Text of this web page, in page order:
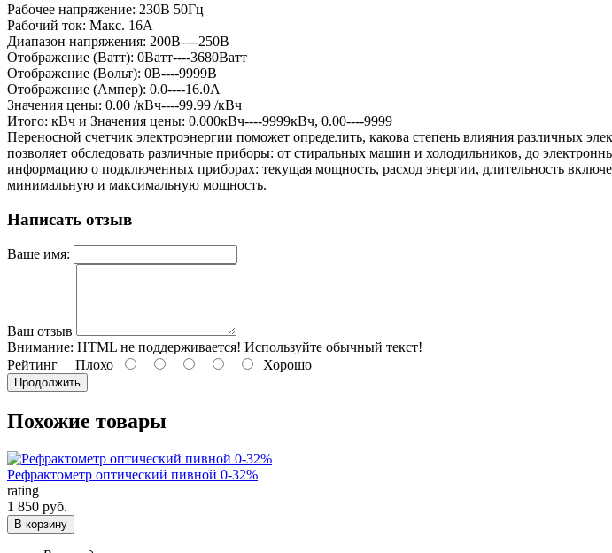
Рабочее напряжение: 230В 50Гц
Рабочий ток: Макс. 16A
Диапазон напряжения: 200В----250В
Отображение (Ватт): 0Ватт----3680Ватт
Отображение (Вольт): 0В----9999В
Отображение (Ампер): 0.0----16.0А
Значения цены: 0.00 /кВч----99.99 /кВч
Итого: кВч и Значения цены: 0.000кВч----9999кВч, 0.00----9999
Переносной счетчик электроэнергии поможет определить, какова степень влияния различных
позволяет обследовать различные приборы: от стиральных машин и холодильников, до
информацию о подключенных приборах: текущая мощность, расход энергии, длительность
минимальную и максимальную мощность.
Написать отзыв
Ваше имя:
Ваш отзыв
Внимание: HTML не поддерживается! Используйте обычный текст!
Рейтинг Плохо Хорошо
Продолжить
Похожие товары
Рефрактометр оптический пивной 0-32%
rating
1 850 руб.
В корзину